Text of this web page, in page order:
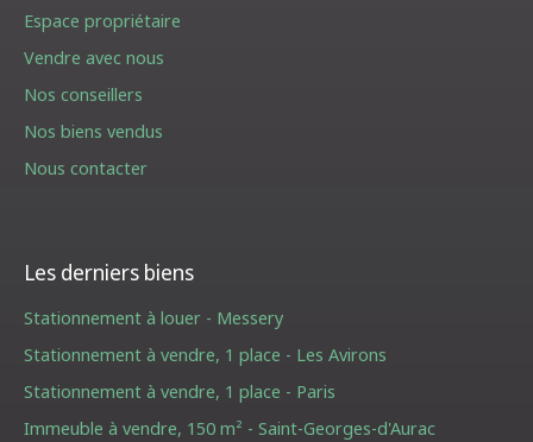
Espace propriétaire
Vendre avec nous
Nos conseillers
Nos biens vendus
Nous contacter
Les derniers biens
Stationnement à louer - Messery
Stationnement à vendre, 1 place - Les Avirons
Stationnement à vendre, 1 place - Paris
Immeuble à vendre, 150 m² - Saint-Georges-d'Aurac